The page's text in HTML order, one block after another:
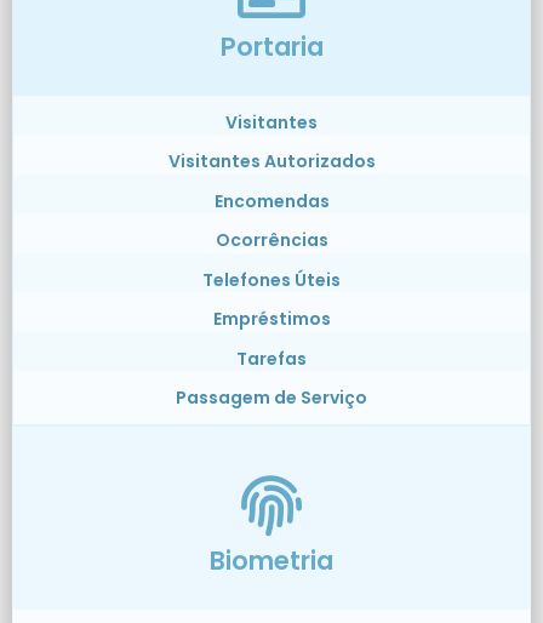
Portaria
Visitantes
Visitantes Autorizados
Encomendas
Ocorrências
Telefones Úteis
Empréstimos
Tarefas
Passagem de Serviço
Biometria